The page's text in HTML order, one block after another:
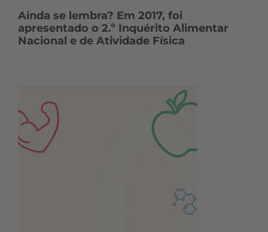
Ainda se lembra? Em 2017, foi
apresentado o 2.º Inquérito Alimentar
Nacional e de Atividade Física